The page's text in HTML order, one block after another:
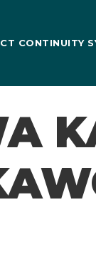
CONTINUITY